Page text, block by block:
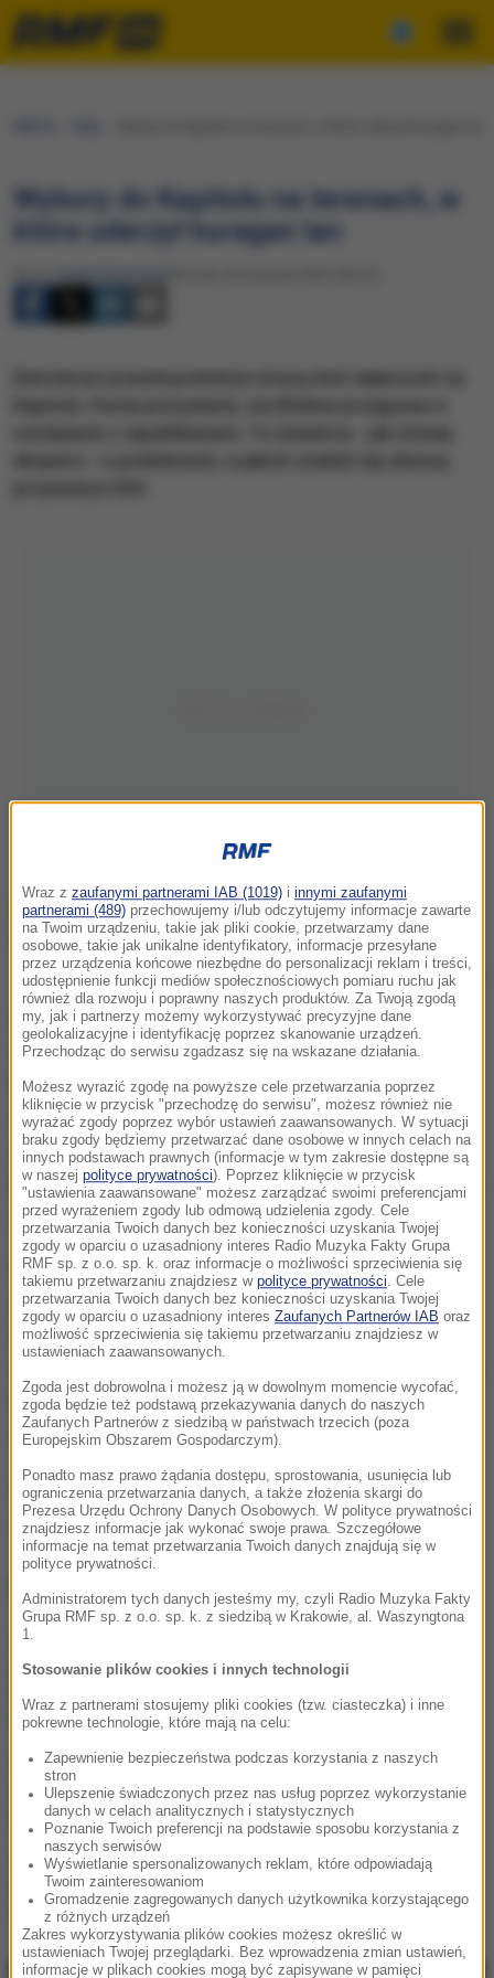
Wybory do Kapitolu na terenach, w
które uderzył huragan Ian
/RMF FM
Wybory odbywać się będą także na Florydzie na
terenach, w które pod koniec września uderzył
huragan Ian. Straty liczone są w miliardach dolarów.
Obszary od strony Zatoki Meksykańskiej, które
zostały zniszczone, odwiedził nasz amerykański
korespondent Paweł Żuchowski. Na nich także toczy
się kampania wyborcza. Tam są spore emocje.
Na terenach dotkniętych przez żywioł słychać różne
głosy. Jedni chwalą służby stanowe, inni federalne.
Wielu ma żal do władz, że w porę nie podjęto
były dokładne. Żywioł uderzył w inny obszar niż
zakładano.
Opracowanie:Joanna Potocka
Źródło: RMF FM
NAJWAŻNIEJSZE FAKTY
przechodzi piekło w Rosji.
Moskwę
„To był dobry dzień”. Iga
Świątek awansowała do
kolejnej rundy w Toronto
„Są już pewne postępy”.
wojnie w Ukrainie
Wraz z zaufanymi partnerami IAB (1019) i innymi zaufanymi
partnerami (489) przechowujemy i/lub odczytujemy informacje zawarte
na Twoim urządzeniu, takie jak pliki cookie, przetwarzamy dane
osobowe, takie jak unikalne identyfikatory, informacje przesyłane
przez urządzenia końcowe niezbędne do personalizacji reklam i treści,
udostępnienie funkcji mediów społecznościowych pomiaru ruchu jak
również dla rozwoju i poprawny naszych produktów. Za Twoją zgodą
my, jak i partnerzy możemy wykorzystywać precyzyjne dane
geolokalizacyjne i identyfikację poprzez skanowanie urządzeń.
Przechodząc do serwisu zgadzasz się na wskazane działania.
Możesz wyrazić zgodę na powyższe cele przetwarzania poprzez
kliknięcie w przycisk "przechodzę do serwisu", możesz również nie
wyrażać zgody poprzez wybór ustawień zaawansowanych. W sytuacji
braku zgody będziemy przetwarzać dane osobowe w innych celach na
innych podstawach prawnych (informacje w tym zakresie dostępne są
w naszej polityce prywatności). Poprzez kliknięcie w przycisk
"ustawienia zaawansowane" możesz zarządzać swoimi preferencjami
przed wyrażeniem zgody lub odmową udzielenia zgody. Cele
przetwarzania Twoich danych bez konieczności uzyskania Twojej
zgody w oparciu o uzasadniony interes Radio Muzyka Fakty Grupa
RMF sp. z o.o. sp. k. oraz informacje o możliwości sprzeciwienia się
takiemu przetwarzaniu znajdziesz w polityce prywatności. Cele
przetwarzania Twoich danych bez konieczności uzyskania Twojej
zgody w oparciu o uzasadniony interes Zaufanych Partnerów IAB oraz
możliwość sprzeciwienia się takiemu przetwarzaniu znajdziesz w
ustawieniach zaawansowanych.
Zgoda jest dobrowolna i możesz ją w dowolnym momencie wycofać,
zgoda będzie też podstawą przekazywania danych do naszych
Zaufanych Partnerów z siedzibą w państwach trzecich (poza
Europejskim Obszarem Gospodarczym).
Ponadto masz prawo żądania dostępu, sprostowania, usunięcia lub
ograniczenia przetwarzania danych, a także złożenia skargi do
Prezesa Urzędu Ochrony Danych Osobowych. W polityce prywatności
znajdziesz informacje jak wykonać swoje prawa. Szczegółowe
informacje na temat przetwarzania Twoich danych znajdują się w
polityce prywatności.
Administratorem tych danych jesteśmy my, czyli Radio Muzyka Fakty
Grupa RMF sp. z o.o. sp. k. z siedzibą w Krakowie, al. Waszyngtona
1.
Stosowanie plików cookies i innych technologii
Wraz z partnerami stosujemy pliki cookies (tzw. ciasteczka) i inne
pokrewne technologie, które mają na celu:
Zapewnienie bezpieczeństwa podczas korzystania z naszych
stron
Ulepszenie świadczonych przez nas usług poprzez wykorzystanie
danych w celach analitycznych i statystycznych
Poznanie Twoich preferencji na podstawie sposobu korzystania z
naszych serwisów
Wyświetlanie spersonalizowanych reklam, które odpowiadają
Twoim zainteresowaniom
Gromadzenie zagregowanych danych użytkownika korzystającego
z różnych urządzeń
Zakres wykorzystywania plików cookies możesz określić w
ustawieniach Twojej przeglądarki. Bez wprowadzenia zmian ustawień,
informacje w plikach cookies mogą być zapisywane w pamięci